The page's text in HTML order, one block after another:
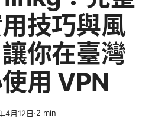
技巧與風
你在臺灣
用 VPN
4月12日·2 min